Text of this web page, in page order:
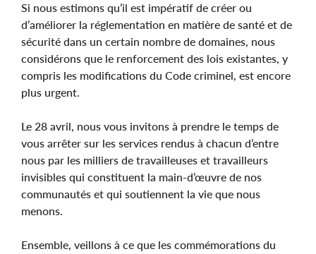
Si nous estimons qu’il est impératif de créer ou
d’améliorer la réglementation en matière de santé et de
sécurité dans un certain nombre de domaines, nous
considérons que le renforcement des lois existantes, y
compris les modifications du Code criminel, est encore
plus urgent.
Le 28 avril, nous vous invitons à prendre le temps de
vous arrêter sur les services rendus à chacun d’entre
nous par les milliers de travailleuses et travailleurs
invisibles qui constituent la main-d’œuvre de nos
communautés et qui soutiennent la vie que nous
menons.
Ensemble, veillons à ce que les commémorations du